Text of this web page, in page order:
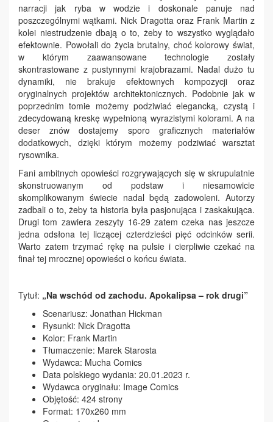
narracji jak ryba w wodzie i doskonale panuje nad
poszczególnymi wątkami. Nick Dragotta oraz Frank Martin z
kolei niestrudzenie dbają o to, żeby to wszystko wyglądało
efektownie. Powołali do życia brutalny, choć kolorowy świat,
w którym zaawansowane technologie zostały
skontrastowane z pustynnymi krajobrazami. Nadal dużo tu
dynamiki, nie brakuje efektownych kompozycji oraz
oryginalnych projektów architektonicznych. Podobnie jak w
poprzednim tomie możemy podziwiać elegancką, czystą i
zdecydowaną kreskę wypełnioną wyrazistymi kolorami. A na
deser znów dostajemy sporo graficznych materiałów
dodatkowych, dzięki którym możemy podziwiać warsztat
rysownika.
Fani ambitnych opowieści rozgrywających się w skrupulatnie
skonstruowanym od podstaw i niesamowicie
skomplikowanym świecie nadal będą zadowoleni. Autorzy
zadbali o to, żeby ta historia była pasjonująca i zaskakująca.
Drugi tom zawiera zeszyty 16-29 zatem czeka nas jeszcze
jedna odsłona tej liczącej czterdzieści pięć odcinków serii.
Warto zatem trzymać rękę na pulsie i cierpliwie czekać na
finał tej mrocznej opowieści o końcu świata.
Tytuł: „Na wschód od zachodu. Apokalipsa – rok drugi”
Scenariusz: Jonathan Hickman
Rysunki: Nick Dragotta
Kolor: Frank Martin
Tłumaczenie: Marek Starosta
Wydawca: Mucha Comics
Data polskiego wydania: 20.01.2023 r.
Wydawca oryginału: Image Comics
Objętość: 424 strony
Format: 170x260 mm